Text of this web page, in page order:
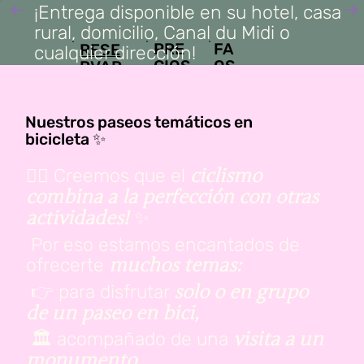
RESE
RVAR
FA
QS
PRE
CIOS
¡Entrega disponible en su hotel, casa
rural, domicilio, Canal du Midi o
cualquier dirección!
Nuestros paseos temáticos en
bicicleta ✨
🚴‍♀️ Creemos que el ciclismo
combina a la perfección con otras
actividades!✨
Por eso estamos encantados de
ofrecerte muchos temas:
👉 para disfrutar solo o en grupo
de un paseo en bici,
🏛️ acompañado de una visita a un